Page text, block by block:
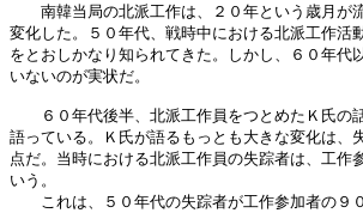
南韓当局の北派工作は、２０年という歳月が
変化した。５０年代、戦時中における北派工作活
をとおしかなり知られてきた。しかし、６０年代
いないのが実状だ。
６０年代後半、北派工作員をつとめたＫ氏の
語っている。Ｋ氏が語るもっとも大きな変化は、
点だ。当時における北派工作員の失踪者は、工作
いう。
これは、５０年代の失踪者が工作参加者の９